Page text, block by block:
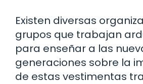
Existen diversas
grupos que trabajan
para enseñar a las
generaciones sobre la
de estas vestimentas